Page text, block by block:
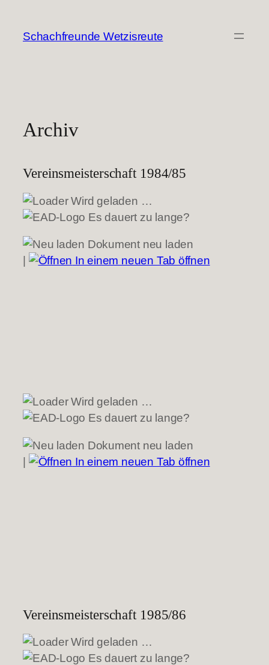
springen
Schachfreunde Wetzisreute
Archiv
Vereinsmeisterschaft 1984/85
Wird geladen …
Es dauert zu lange?
Dokument neu laden
In einem neuen Tab öffnen
Wird geladen …
Es dauert zu lange?
Dokument neu laden
In einem neuen Tab öffnen
Vereinsmeisterschaft 1985/86
Wird geladen …
Es dauert zu lange?